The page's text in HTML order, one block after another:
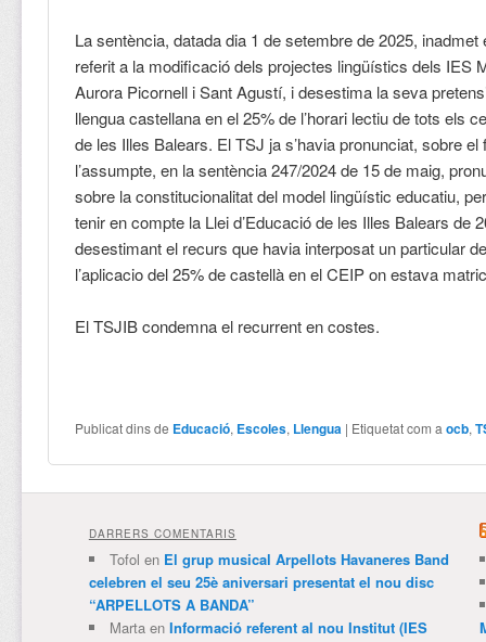
La sentència, datada dia 1 de setembre de 2025,
referit a la modificació dels projectes lingüístics dels IES
Aurora Picornell i Sant Agustí, i desestima la seva
llengua castellana en el 25% de l’horari lectiu de tots els
de les Illes Balears. El TSJ ja s’havia pronunciat, sobre el
l’assumpte, en la sentència 247/2024 de 15 de maig,
sobre la constitucionalitat del model lingüístic educatiu,
tenir en compte la Llei d’Educació de les Illes Balears de
desestimant el recurs que havia interposat un particular
l’aplicacio del 25% de castellà en el CEIP on estava
El TSJIB condemna el recurrent en costes.
Publicat dins de Educació, Escoles, Llengua | Etiquetat com a ocb,
DARRERS COMENTARIS
Tofol en El grup musical Arpellots Havaneres Band
celebren el seu 25è aniversari presentat el nou disc
“ARPELLOTS A BANDA”
Martaen Informació referent al nou Institut (IES